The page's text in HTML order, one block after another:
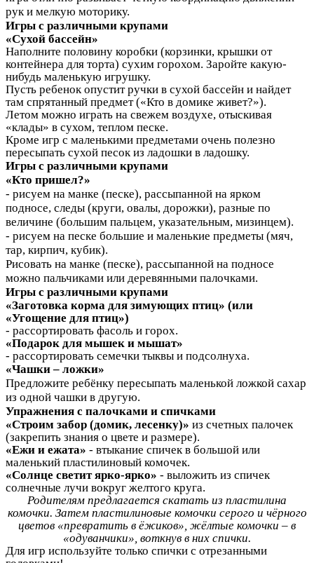
рук и мелкую моторику.
Игры с различными крупами
«Сухой бассейн»
Наполните половину коробки (корзинки, крышки от
контейнера для торта) сухим горохом. Заройте какую-
нибудь маленькую игрушку.
Пусть ребенок опустит ручки в сухой бассейн и найдет
там спрятанный предмет («Кто в домике живет?»).
Летом можно играть на свежем воздухе, отыскивая
«клады» в сухом, теплом песке.
Кроме игр с маленькими предметами очень полезно
пересыпать сухой песок из ладошки в ладошку.
Игры с различными крупами
«Кто пришел?»
- рисуем на манке (песке), рассыпанной на ярком
подносе, следы (круги, овалы, дорожки), разные по
величине (большим пальцем, указательным, мизинцем).
- рисуем на песке большие и маленькие предметы (мяч,
тар, кирпич, кубик).
Рисовать на манке (песке), рассыпанной на подносе
можно пальчиками или деревянными палочками.
Игры с различными крупами
«Заготовка корма для зимующих птиц» (или
«Угощение для птиц»)
- рассортировать фасоль и горох.
«Подарок для мышек и мышат»
- рассортировать семечки тыквы и подсолнуха.
«Чашки – ложки»
Предложите ребёнку пересыпать маленькой ложкой сахар
из одной чашки в другую.
Упражнения с палочками и спичками
«Строим забор (домик, лесенку)» из счетных палочек
(закрепить знания о цвете и размере).
«Ежи и ежата» - втыкание спичек в большой или
маленький пластилиновый комочек.
«Солнце светит ярко-ярко» - выложить из спичек
солнечные лучи вокруг желтого круга.
Родителям предлагается скатать из пластилина
комочки. Затем пластилиновые комочки серого и чёрного
цветов «превратить в ёжиков», жёлтые комочки – в
«одуванчики», воткнув в них спички.
Для игр используйте только спички с отрезанными